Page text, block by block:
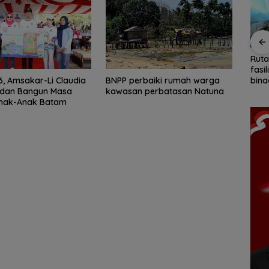
Amsakar-Li Claudia
Bangun Masa
Anak Batam
BNPP perbaiki rumah warga
kawasan perbatasan Natuna
BPS Catat Jumlah
Penduduk Miskin di
Kepri Turun 3,3 Ribu
Orang
Ketegangan di Meja
Makan: Ketika Ruang
Dialog Menggugat
Eksistensi Nurani